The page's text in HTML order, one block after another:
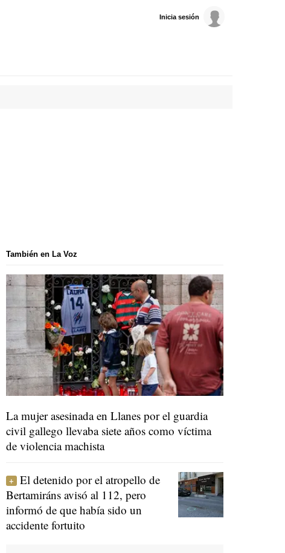
Inicia sesión
También en La Voz
La mujer asesinada en Llanes por el guardia
civil gallego llevaba siete años como víctima
de violencia machista
El detenido por el atropello de
Bertamiráns avisó al 112, pero
informó de que había sido un
accidente fortuito